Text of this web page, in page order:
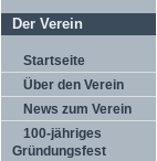
Der Verein
Startseite
Über den Verein
News zum Verein
100-jähriges
Gründungsfest